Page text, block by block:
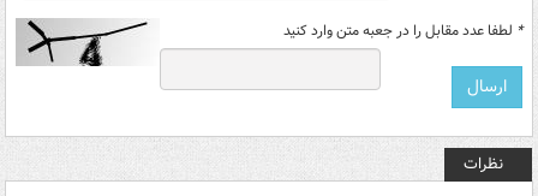
* لطفا عدد مقابل را در جعبه متن وارد کنید
نظرات